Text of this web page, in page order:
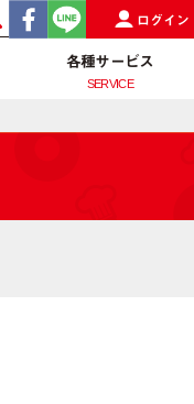
各種サービス
SERVICE
ログイン